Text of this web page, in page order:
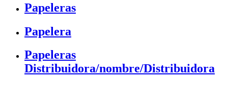
Papeleras
Papelera
Papeleras
Distribuidora/nombre/Distribuidora